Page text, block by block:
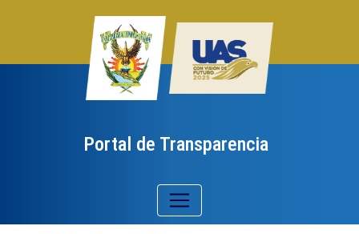
Portal de Transparencia